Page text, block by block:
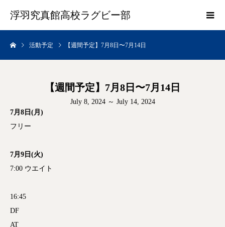
浮羽究真館高校ラグビー部
活動予定 【週間予定】7月8日〜7月14日
【週間予定】7月8日〜7月14日
July 8, 2024 ～ July 14, 2024
7月8日(月)
フリー
7月9日(火)
7:00 ウエイト
16:45
DF
AT